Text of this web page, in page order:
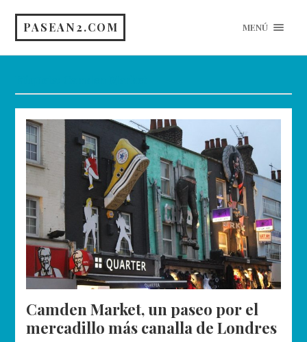
PASEAN2.COM MENÚ
Camden Market, un paseo por el
mercadillo más canalla de Londres